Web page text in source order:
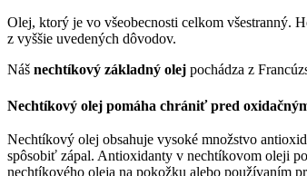
Olej, ktorý je vo všeobecnosti celkom všestranný.
z vyššie uvedených dôvodov.
Náš nechtíkový základný olej pochádza z
Nechtíkový olej pomáha chrániť pred
Nechtíkový olej obsahuje vysoké množstvo
spôsobiť zápal. Antioxidanty v nechtíkovom oleji
nechtíkového oleja na pokožku alebo používaním